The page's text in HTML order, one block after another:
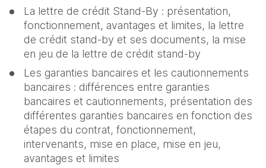
La lettre de crédit Stand-By : présentation,
fonctionnement, avantages et limites, la lettre
de crédit stand-by et ses documents, la mise
en jeu de la lettre de crédit stand-by
Les garanties bancaires et les cautionnements
bancaires : différences entre garanties
bancaires et cautionnements, présentation des
différentes garanties bancaires en fonction des
étapes du contrat, fonctionnement,
intervenants, mise en place, mise en jeu,
avantages et limites